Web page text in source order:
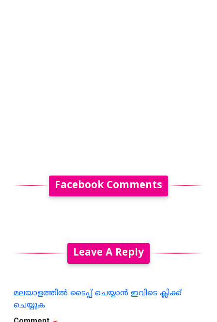
Facebook Comments
Leave A Reply
മലയാളത്തില്‍ ടൈപ്പ് ചെയ്യാന്‍ ഇവിടെ ക്ലിക്ക്
ചെയ്യുക